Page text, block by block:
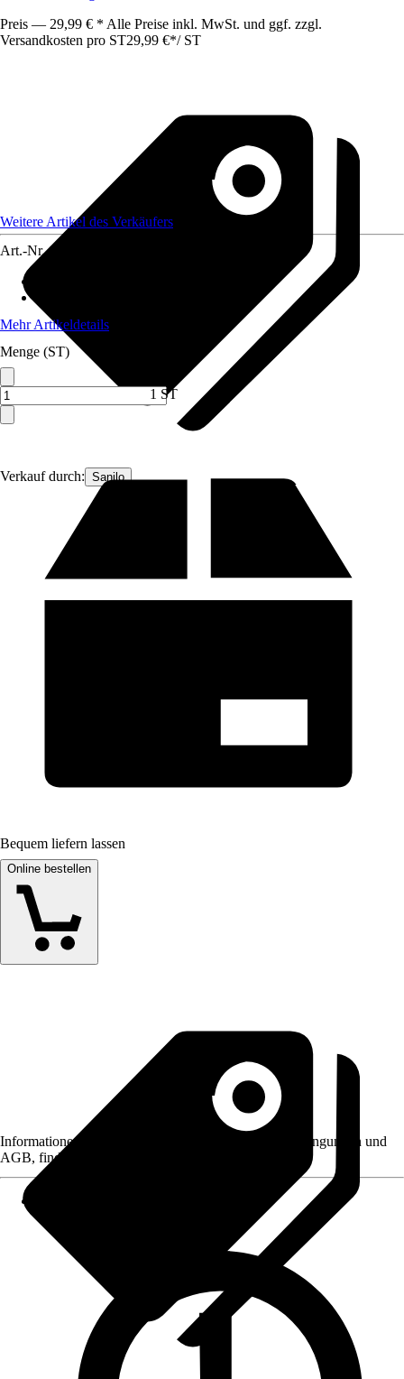
Preis — 29,99 € * Alle Preise inkl. MwSt. und ggf. zzgl.
Versandkosten pro ST29,99 €*/ ST
Verkauf durch: Sanilo
Weitere Artikel des Verkäufers
Art.-Nr. 12427072
Mehr Artikeldetails
Menge (ST)
1 ST
Bequem liefern lassen
Online bestellen
Informationen des Verkäufers, wie z. B. Rückgabebedingungen und
AGB, finden Sie bei Klick auf den Verkäufernamen.